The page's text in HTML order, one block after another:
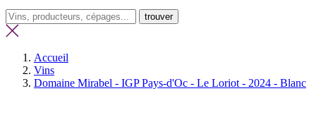
trouver
Accueil
Vins
Domaine Mirabel - IGP Pays-d'Oc - Le Loriot - 2024 - Blanc